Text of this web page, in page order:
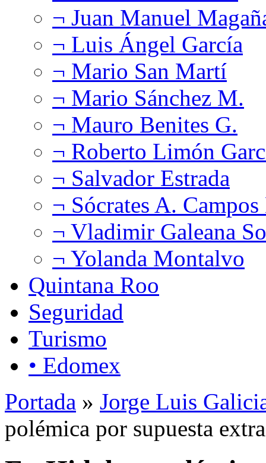
¬ Juan Manuel
¬ Luis Ángel García
¬ Mario San Martí
¬ Mario Sánchez M.
¬ Mauro Benites G.
¬ Roberto Limón
¬ Salvador Estrada
¬ Sócrates A.
¬ Vladimir Galeana
¬ Yolanda Montalvo
Quintana Roo
Seguridad
Turismo
• Edomex
Portada » Jorge Luis
polémica por supuesta